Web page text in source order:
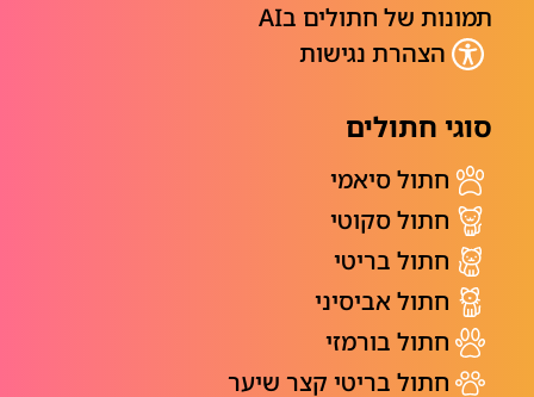
תמונות של חתולים בAI
הצהרת נגישות
סוגי חתולים
חתול סיאמי
חתול סקוטי
חתול בריטי
חתול אביסיני
חתול בורמזי
חתול בריטי קצר שיער